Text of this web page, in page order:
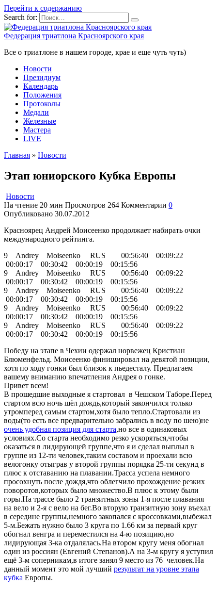
Перейти к содержанию
Search for:
Федерация триатлона Красноярского края
Все о триатлоне в нашем городе, крае и еще чуть чуть)
Новости
Президиум
Календарь
Положения
Протоколы
Медали
Железные
Мастера
LIVE
Главная » Новости
Этап юниорского Кубка Европы
Новости
На чтение 20 мин Просмотров 264 Комментарии 0
Опубликовано 30.07.2012
Красноярец Андрей Моисеенко продолжает набирать очки
международного рейтинга.
9 Andrey Moiseenko RUS 00:56:40 00:09:22
00:00:17 00:30:42 00:00:19 00:15:56
9 Andrey Moiseenko RUS 00:56:40 00:09:22
00:00:17 00:30:42 00:00:19 00:15:56
9 Andrey Moiseenko RUS 00:56:40 00:09:22
00:00:17 00:30:42 00:00:19 00:15:56
9 Andrey Moiseenko RUS 00:56:40 00:09:22
00:00:17 00:30:42 00:00:19 00:15:56
9 Andrey Moiseenko RUS 00:56:40 00:09:22
00:00:17 00:30:42 00:00:19 00:15:56
Победу на этапе в Чехии одержал норвежец Кристиан
Блюменфельд. Моисеенко финишировал на девятой позиции,
хотя по ходу гонки был близок к пьедесталу. Предлагаем
вашему вниманию впечатления Андрея о гонке.
Привет всем!
В прошедшие выходные я стартовал в Чешском Таборе.Перед
стартом всю ночь шёл дождь,который закончился только
утромперед самым стартом,хотя было тепло.Стартовали из
воды(то есть все предварительно забрались в воду по шею)не
очень удобная позиция для старта,но все в одинаковых
условиях.Со старта необходимо резко ускоряться,чтобы
оказаться в лидирующей группе,что я и сделал выплыл в
группе из 12-ти человек,таким составом и проехали всю
велогонку отыграв у второй группы порядка 25-ти секунд в
плюс к отставанию на плавании.Трасса успела немного
просохнуть после дождя,что облегчило прохождение резких
поворотов,которых было множество.В плюс к этому были
горы.На трассе было 2 транзитных зоны 1-я после плавания
на вело и 2-я с вело на бег.Во вторую транзитную зону въехал
в середине группы,немного закопался с кроссовками,выбежал
5-м.Бежать нужно было 3 круга по 1.66 км за первый круг
обогнал венгра и переместился на 4-ю позицию,но
лидирующая 3-ка отдалялась.На втором кругу меня обогнал
один из россиян (Евгений Степанов).А на 3-м кругу я уступил
ещё 3-м соперникам,в итоге занял 9 место из 76 человек.На
данный момент это мой лучший результат на уровне этапа
кубка Европы.